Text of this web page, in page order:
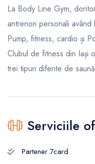
La Body Line Gym,
antrenori personali
Pump, fitness, cardio și
Clubul de fitness din Iași
trei tipuri diferite de
Serviciile
Partener 7card